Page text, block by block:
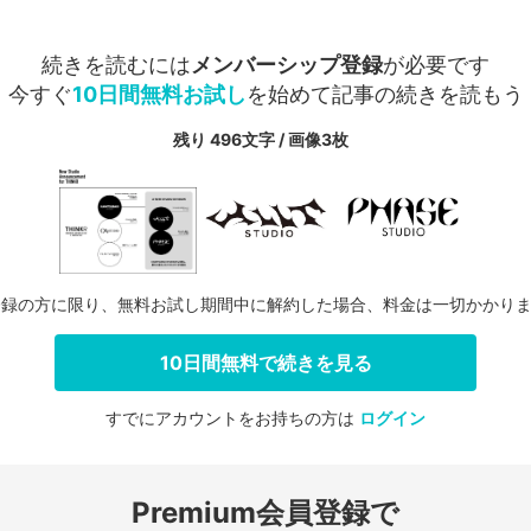
続きを読むにはメンバーシップ登録が必要です
今すぐ10日間無料お試しを始めて記事の続きを読もう
残り 496文字 / 画像3枚
の方に限り、無料お試し期間中に解約した場合、料金は一切かかり
10日間無料で続きを見る
すでにアカウントをお持ちの方は ログイン
Premium会員登録で